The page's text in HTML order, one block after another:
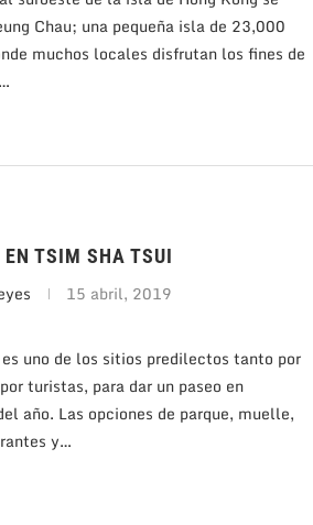
Chau; una pequeña isla de 23,000
muchos locales disfrutan los fines de
EN TSIM SHA TSUI
15 abril, 2019
uno de los sitios predilectos tanto por
turistas, para dar un paseo en
año. Las opciones de parque, muelle,
y…